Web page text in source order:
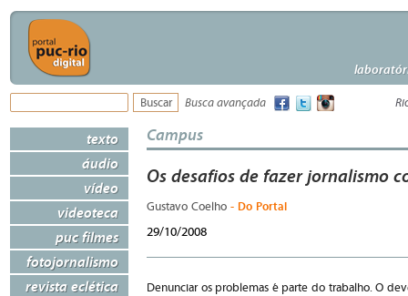
Busca avançada
texto
áudio
vídeo
videoteca
puc filmes
fotojornalismo
revista eclética
Campus
Os desafios de fazer jornalismo
Gustavo Coelho - Do Portal
29/10/2008
Denunciar os problemas é parte do trabalho. O